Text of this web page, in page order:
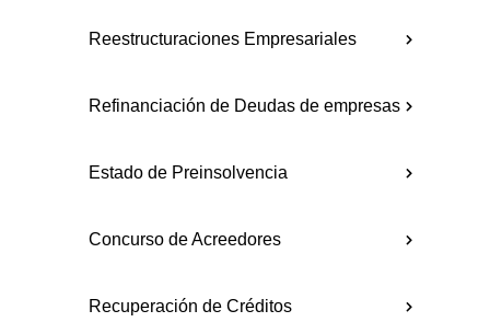
Reestructuraciones Empresariales
Refinanciación de Deudas de empresas
Estado de Preinsolvencia
Concurso de Acreedores
Recuperación de Créditos